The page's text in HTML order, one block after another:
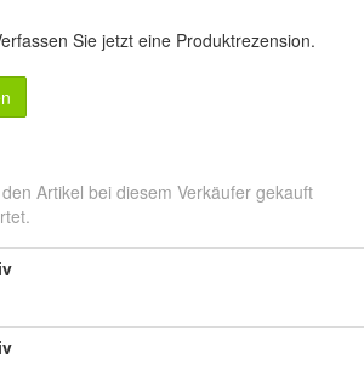
Sie jetzt eine Produktrezension.
Artikel bei diesem Verkäufer gekauft